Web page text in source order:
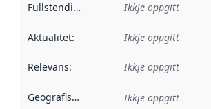
Fullstendigheit Ikkje oppgitt
Aktualitet: Ikkje oppgitt
Relevans: Ikkje oppgitt
Geografisk område Ikkje oppgitt